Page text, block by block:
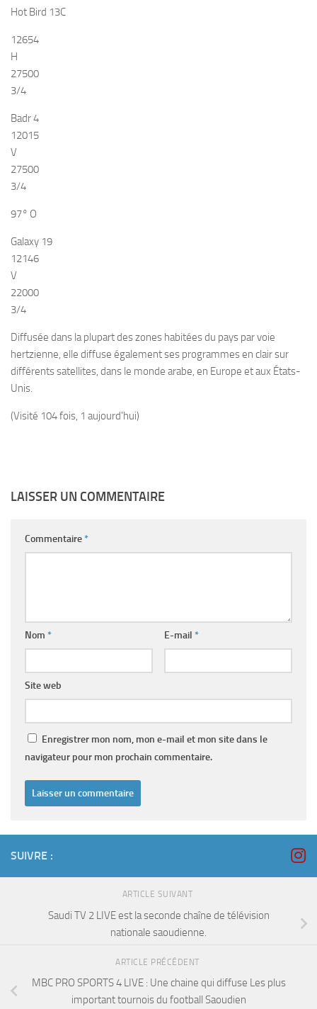
Hot Bird 13C
12654
H
27500
3/4
Badr 4
12015
V
27500
3/4
97° O
Galaxy 19
12146
V
22000
3/4
Diffusée dans la plupart des zones habitées du pays par voie
hertzienne, elle diffuse également ses programmes en clair sur
différents satellites, dans le monde arabe, en Europe et aux États-
Unis.
(Visité 104 fois, 1 aujourd'hui)
LAISSER UN COMMENTAIRE
Commentaire*
Nom * E-mail *
Site web
Enregistrer mon nom, mon e-mail et mon site dans le
navigateur pour mon prochain commentaire.
SUIVRE :
ARTICLE SUIVANT
Saudi TV 2 LIVE est la seconde chaîne de télévision
nationale saoudienne.
ARTICLE PRÉCÉDENT
MBC PRO SPORTS 4 LIVE : Une chaine qui diffuse Les plus
important tournois du football Saoudien